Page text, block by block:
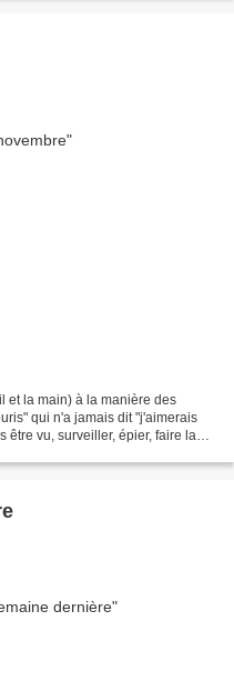
et la main) à la manière des
qui n'a jamais dit "j'aimerais
être vu, surveiller, épier, faire la